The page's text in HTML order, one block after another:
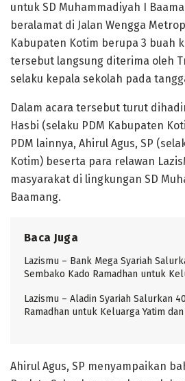
untuk SD Muhammadiyah I
beralamat di Jalan Wengga
Kabupaten Kotim berupa 3 buah
tersebut langsung diterima oleh
selaku kepala sekolah pada
Dalam acara tersebut turut
Hasbi (selaku PDM Kabupaten
PDM lainnya, Ahirul Agus, SP
Kotim) beserta para relawan
masyarakat di lingkungan SD
Baamang.
Baca Juga
Lazismu – Bank Mega Syariah
Sembako Kado Ramadhan untuk
Lazismu – Aladin Syariah Salurkan
Ramadhan untuk Keluarga Yatim
Ahirul Agus, SP menyampaikan